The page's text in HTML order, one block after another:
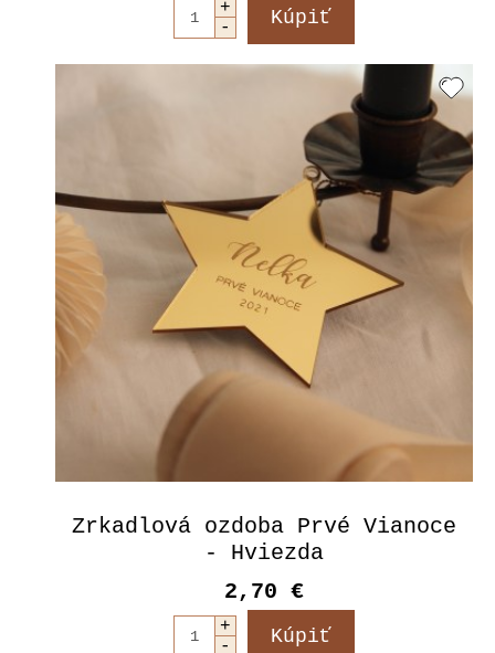
Zrkadlová ozdoba Prvé Vianoce
- Hviezda
2,70 €